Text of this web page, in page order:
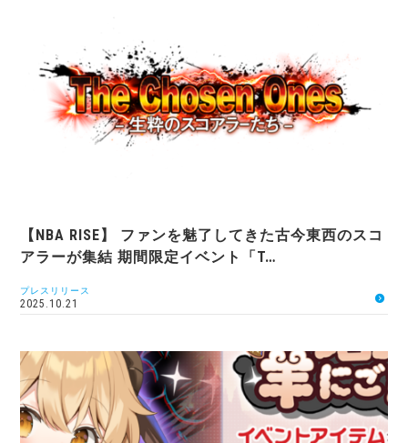
【NBA RISE】 ファンを魅了してきた古今東西のスコ
アラーが集結 期間限定イベント「T…
プレスリリース
2025.10.21